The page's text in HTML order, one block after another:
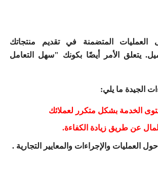
العمليات المتضمنة في تقديم منتجاتك
يتعلق الأمر أيضًا بكونك "سهل التعامل
الجيدة ما يلي:
الخدمة بشكل متكرر لعملائك
عن طريق زيادة الكفاءة.
حول العمليات والإجراءات والمعايير التجارية .